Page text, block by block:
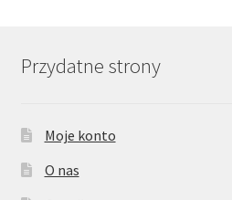
Przydatne strony
Moje konto
O nas